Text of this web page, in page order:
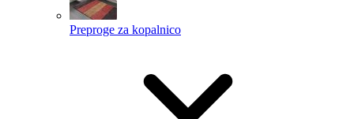
Preproge za kopalnico